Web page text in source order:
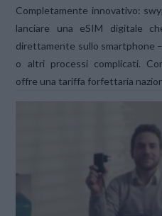
Completamente innovativo:
lanciare una eSIM digitale
direttamente sullo smartphone
o altri processi complicati.
offre una tariffa forfettaria